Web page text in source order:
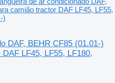
camião tractor DAF LF45, LF55,
)
DAF, BEHR CF85 (01.01-)
LF45, LF55, LF180,